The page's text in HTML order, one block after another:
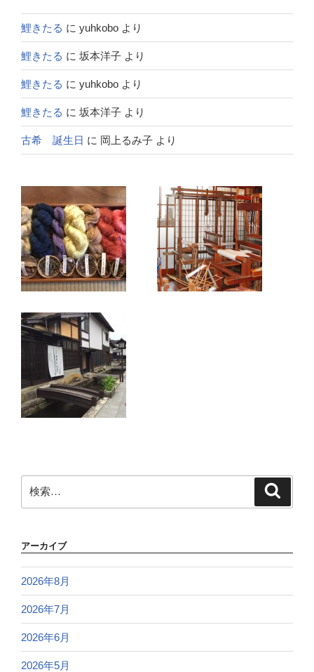
鯉きたる に yuhkobo より
鯉きたる に 坂本洋子 より
鯉きたる に yuhkobo より
鯉きたる に 坂本洋子 より
古希 誕生日 に 岡上るみ子 より
索:
アーカイブ
2026年8月
2026年7月
2026年6月
2026年5月